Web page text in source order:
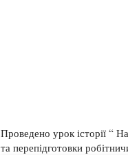
Проведено урок історії “
та перепідготовки